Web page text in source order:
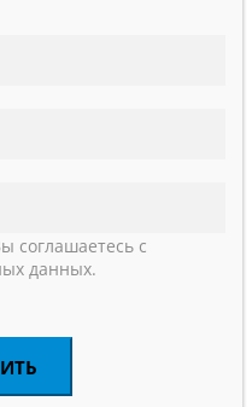
соглашаетесь с
данных.